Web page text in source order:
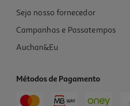
Seja nosso fornecedor
Campanhas e Passatempos
Auchan&Eu
Métodos de Pagamento